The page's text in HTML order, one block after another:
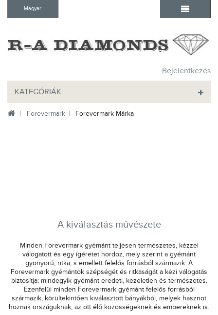
Bejelentkezés
Magyar
KATEGÓRIÁK
Forevermark Forevermark Márka
A kiválasztás művészete
Minden Forevermark gyémánt teljesen természetes, kézzel
válogatott és egy ígéretet hordoz, mely szerint a gyémánt
gyönyörű, ritka, s emellett felelős forrásból származik. A
Forevermark gyémántok szépségét és ritkaságát a kézi válogatás
biztosítja; mindegyik gyémánt eredeti, kezeletlen és természetes.
Ezenfelül minden Forevermark gyémánt felelős forrásból
származik, körültekintően kiválasztott bányákból, melyek hasznot
hoznak országuknak, az ott élő közösségeknek és embereknek is.